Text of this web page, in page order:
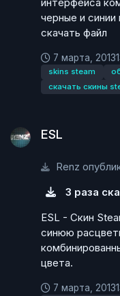
черные и
скачать файл
7 марта, 2013
skins steam
скачать скины
ESL
Renz
3 раза
ESL - Скин
синюю
цвета.
7 марта, 2013